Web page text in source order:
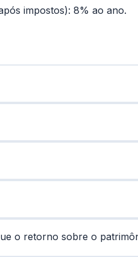
impostos): 8% ao ano.
o retorno sobre o